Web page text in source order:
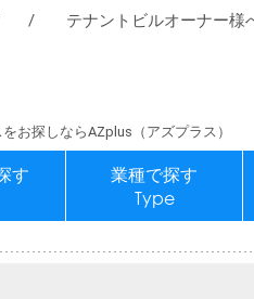
お探しならAZplus（アズプラス）
テナントビルオーナー様
す 業種で探す
Type